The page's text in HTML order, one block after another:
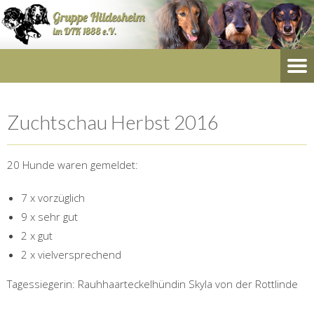
Zuchtschau Herbst 2016
20 Hunde waren gemeldet:
7 x vorzüglich
9 x sehr gut
2 x gut
2 x vielversprechend
Tagessiegerin: Rauhhaarteckelhündin Skyla von der Rottlinde